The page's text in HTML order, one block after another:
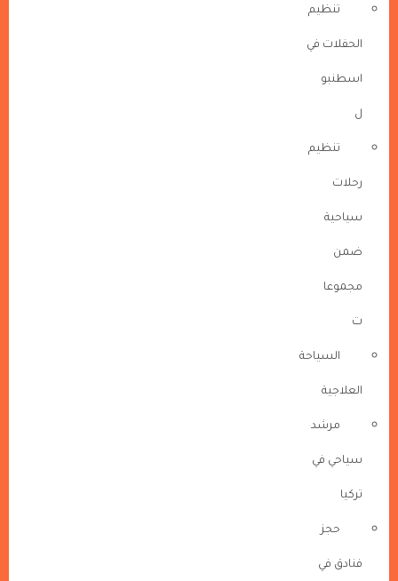
تنظيم
الحفلات في
اسطنبو
ل
تنظيم
رحلات
سياحية
ضمن
مجموعا
ت
السياحة
العلاجية
مرشد
سياحي في
تركيا
حجز
فنادق في